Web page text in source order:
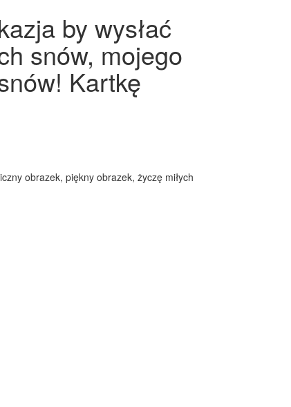
by wysłać
snów, mojego
Kartkę
obrazek, piękny obrazek, życzę miłych